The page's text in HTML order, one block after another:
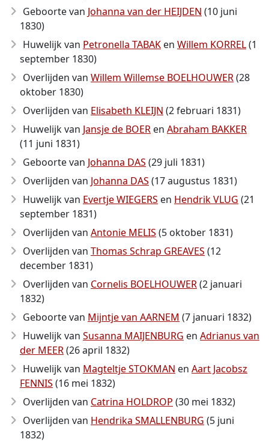
Geboorte van Johanna van der HEIJDEN (10 juni
1830)
Huwelijk van Petronella TABAK en Willem KORREL(1
september 1830)
Overlijden van Willem Willemse BOELHOUWER(28
oktober 1830)
Overlijden van Elisabeth KLEIJN (2 februari 1831)
Huwelijk van Jansje de BOER en Abraham BAKKER
(11 juni 1831)
Geboorte van Johanna DAS (29 juli 1831)
Overlijden van Johanna DAS (17 augustus 1831)
Huwelijk van Evertje WIEGERS en Hendrik VLUG (21
september 1831)
Overlijden van Antonie MELIS (5 oktober 1831)
Overlijden van Thomas Schrap GREAVES (12
december 1831)
Overlijden van Cornelis BOELHOUWER(2 januari
1832)
Geboorte van Mijntje van AARNEM (7 januari 1832)
Huwelijk van Susanna MAIJENBURG en Adrianus van
der MEER(26 april 1832)
Huwelijk van Magteltje STOKMAN en Aart Jacobsz
FENNIS (16 mei 1832)
Overlijden van Catrina HOLDROP (30 mei 1832)
Overlijden van Hendrika SMALLENBURG (5 juni
1832)